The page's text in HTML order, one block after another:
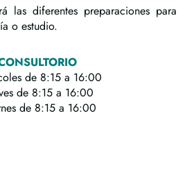
las diferentes preparaciones para
o estudio.
de 8:15 a 16:00
de 8:15 a 16:00
de 8:15 a 16:00